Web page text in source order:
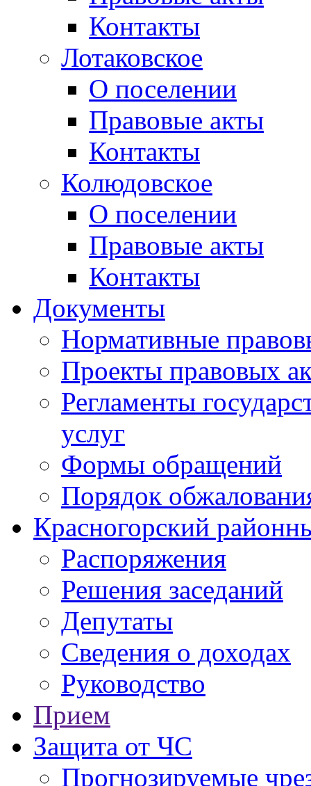
Контакты
Лотаковское
О поселении
Правовые акты
Контакты
Колюдовское
О поселении
Правовые акты
Контакты
Документы
Нормативные
Проекты правовых
Регламенты
услуг
Формы обращений
Порядок
Красногорский
Распоряжения
Решения заседаний
Депутаты
Сведения о доходах
Руководство
Прием
Защита от ЧС
Прогнозируемые